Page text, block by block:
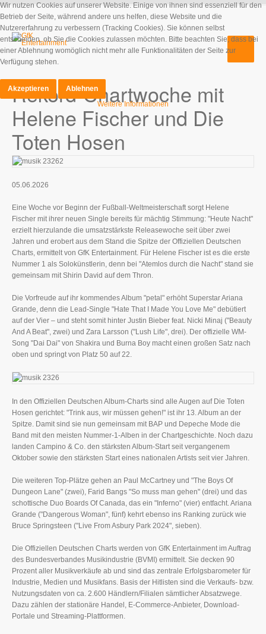
Rekord-Chartwoche mit
Helene Fischer und Die
Toten Hosen
05.06.2026
Eine Woche vor Beginn der Fußball-Weltmeisterschaft sorgt Helene
Fischer mit ihrer neuen Single bereits für mächtig Stimmung: "Heute Nacht"
erzielt hierzulande die umsatzstärkste Releasewoche seit über zwei
Jahren und erobert aus dem Stand die Spitze der Offiziellen Deutschen
Charts, ermittelt von GfK Entertainment. Für Helene Fischer ist es die erste
Nummer 1 als Solokünstlerin, denn bei "Atemlos durch die Nacht" stand sie
gemeinsam mit Shirin David auf dem Thron.
Die Vorfreude auf ihr kommendes Album "petal" erhöht Superstar Ariana
Grande, denn die Lead-Single "Hate That I Made You Love Me" debütiert
auf der Vier – und steht somit hinter Justin Bieber feat. Nicki Minaj ("Beauty
And A Beat", zwei) und Zara Larsson ("Lush Life", drei). Der offizielle WM-
Song "Dai Dai" von Shakira und Burna Boy macht einen großen Satz nach
oben und springt von Platz 50 auf 22.
In den Offiziellen Deutschen Album-Charts sind alle Augen auf Die Toten
Hosen gerichtet: "Trink aus, wir müssen gehen!" ist ihr 13. Album an der
Spitze. Damit sind sie nun gemeinsam mit BAP und Depeche Mode die
Band mit den meisten Nummer-1-Alben in der Chartgeschichte. Noch dazu
landen Campino & Co. den stärksten Album-Start seit vergangenem
Oktober sowie den stärksten Start eines nationalen Artists seit vier Jahren.
Die weiteren Top-Plätze gehen an Paul McCartney und "The Boys Of
Dungeon Lane" (zwei), Farid Bangs "So muss man gehen" (drei) und das
schottische Duo Boards Of Canada, das ein "Inferno" (vier) entfacht. Ariana
Grande ("Dangerous Woman", fünf) kehrt ebenso ins Ranking zurück wie
Bruce Springsteen ("Live From Asbury Park 2024", sieben).
Die Offiziellen Deutschen Charts werden von GfK Entertainment im Auftrag
des Bundesverbandes Musikindustrie (BVMI) ermittelt. Sie decken 90
Prozent aller Musikverkäufe ab und sind das zentrale Erfolgsbarometer für
Industrie, Medien und Musikfans. Basis der Hitlisten sind die Verkaufs- bzw.
Nutzungsdaten von ca. 2.600 Händlern/Filialen sämtlicher Absatzwege.
Dazu zählen der stationäre Handel, E-Commerce-Anbieter, Download-
Portale und Streaming-Plattformen.
Wir nutzen Cookies auf unserer Website. Einige von ihnen sind essenziell für den
Betrieb der Seite, während andere uns helfen, diese Website und die
Nutzererfahrung zu verbessern (Tracking Cookies). Sie können selbst
entscheiden, ob Sie die Cookies zulassen möchten. Bitte beachten Sie, dass bei
einer Ablehnung womöglich nicht mehr alle Funktionalitäten der Seite zur
Verfügung stehen.
Akzeptieren
Ablehnen
Weitere Informationen